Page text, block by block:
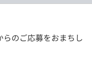
のご応募をおまちし